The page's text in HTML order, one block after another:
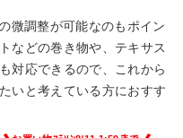
100m
微調整が可能なのもポイン
などの巻き物や、テキサス
対応できるので、これから
いと考えている方におすす